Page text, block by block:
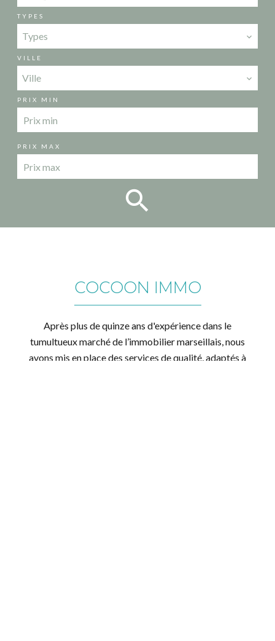
TYPES
Types
VILLE
Ville
PRIX MIN
PRIX MAX
COCOON IMMO
Après plus de quinze ans d'expérience dans le
tumultueux marché de l’immobilier marseillais, nous
avons mis en place des services de qualité, adaptés à